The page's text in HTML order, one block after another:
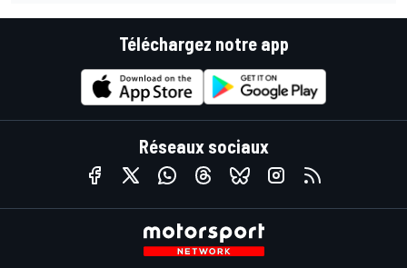
Téléchargez notre app
Réseaux sociaux